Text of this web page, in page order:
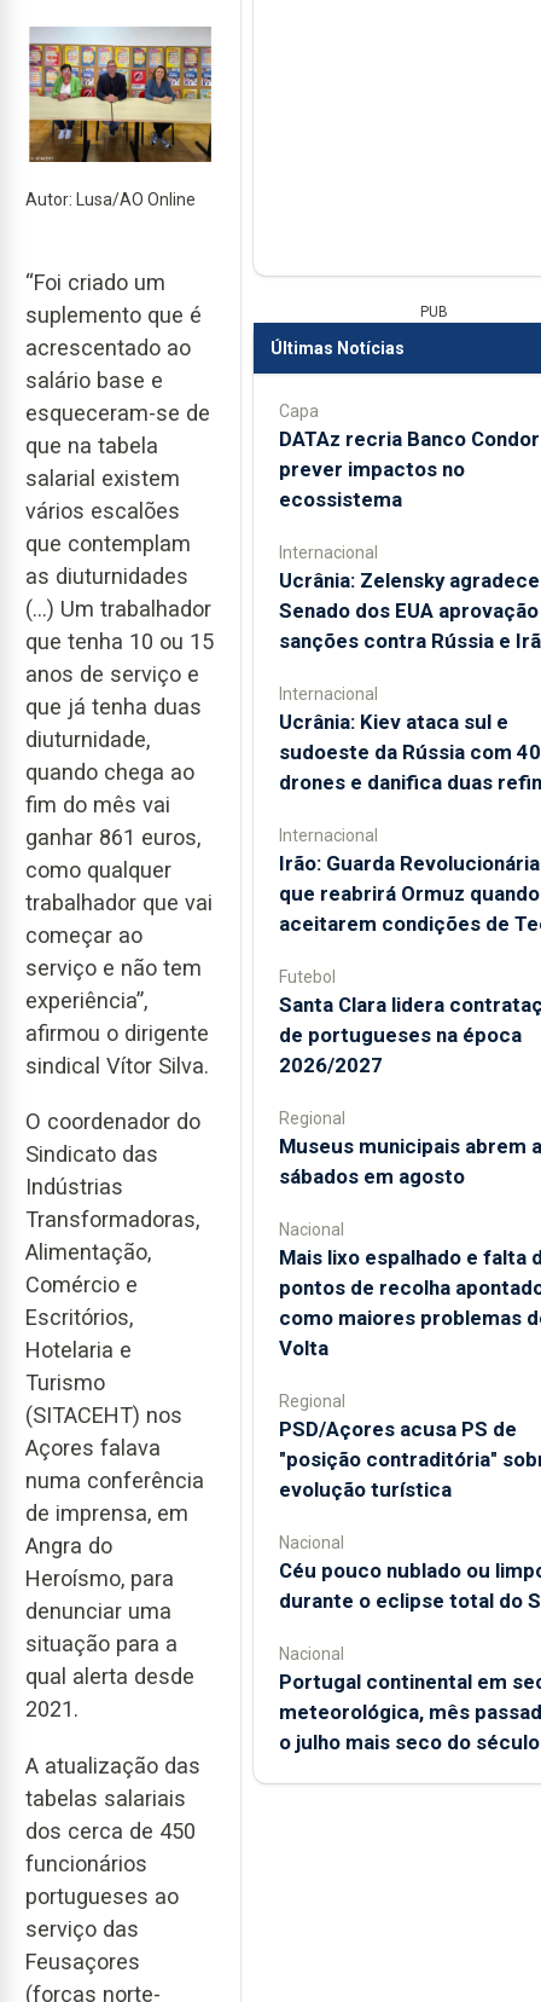
Autor: Lusa/AO Online
“Foi criado um
suplemento que é
acrescentado ao
salário base e
esqueceram-se de
que na tabela
salarial existem
vários escalões
que contemplam
as diuturnidades
(…) Um trabalhador
que tenha 10 ou 15
anos de serviço e
que já tenha duas
diuturnidade,
quando chega ao
fim do mês vai
ganhar 861 euros,
como qualquer
trabalhador que vai
começar ao
serviço e não tem
experiência”,
afirmou o dirigente
sindical Vítor Silva.
O coordenador do
Sindicato das
Indústrias
Transformadoras,
Alimentação,
Comércio e
Escritórios,
Hotelaria e
Turismo
(SITACEHT) nos
Açores falava
numa conferência
de imprensa, em
Angra do
Heroísmo, para
denunciar uma
situação para a
qual alerta desde
2021.
A atualização das
tabelas salariais
dos cerca de 450
funcionários
portugueses ao
serviço das
Feusaçores
(forças norte-
PUB
Últimas Notícias
Capa
DATAz recria Banco
prever impactos no
ecossistema
Internacional
Ucrânia: Zelensky
Senado dos EUA
sanções contra Rússia e
Internacional
Ucrânia: Kiev ataca sul e
sudoeste da Rússia com
drones e danifica duas
Internacional
Irão: Guarda
que reabrirá Ormuz quando
aceitarem condições de
Futebol
Santa Clara lidera
de portugueses na época
2026/2027
Regional
Museus municipais abrem
sábados em agosto
Nacional
Mais lixo espalhado e falta
pontos de recolha
como maiores problemas
Volta
Regional
PSD/Açores acusa PS de
"posição contraditória"
evolução turística
Nacional
Céu pouco nublado ou
durante o eclipse total do
Nacional
Portugal continental em
meteorológica, mês
o julho mais seco do século